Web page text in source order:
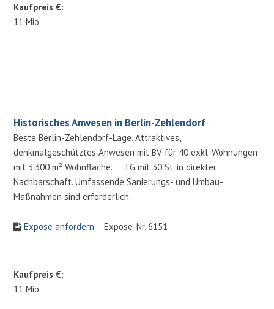
Kaufpreis €:
11 Mio
Historisches Anwesen in Berlin-Zehlendorf
Beste Berlin-Zehlendorf-Lage. Attraktives,
denkmalgeschütztes Anwesen mit BV für 40 exkl. Wohnungen
mit 3.300 m² Wohnfläche. TG mit 30 St. in direkter
Nachbarschaft. Umfassende Sanierungs- und Umbau-
Maßnahmen sind erforderlich.
Expose anfordern Expose-Nr. 6151
Kaufpreis €:
11 Mio